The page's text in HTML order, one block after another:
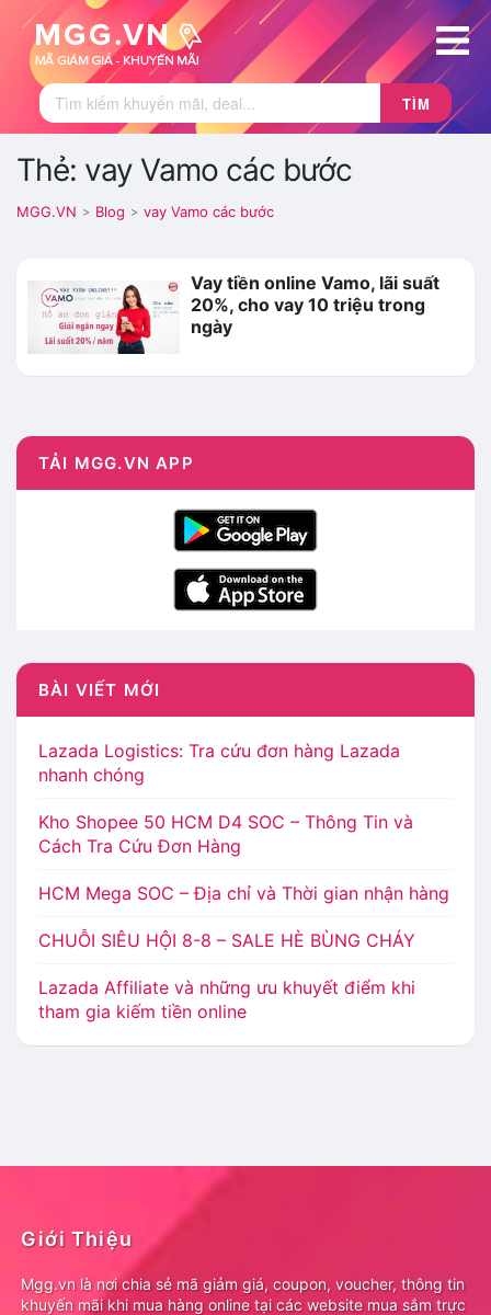
TÌM
Thẻ: vay Vamo các bước
MGG.VN > Blog > vay Vamo các bước
Vay tiền online Vamo, lãi suất
20%, cho vay 10 triệu trong
ngày
TẢI MGG.VN APP
BÀI VIẾT MỚI
Lazada Logistics: Tra cứu đơn hàng Lazada
nhanh chóng
Kho Shopee 50 HCM D4 SOC – Thông Tin và
Cách Tra Cứu Đơn Hàng
HCM Mega SOC – Địa chỉ và Thời gian nhận hàng
CHUỖI SIÊU HỘI 8-8 – SALE HÈ BÙNG CHÁY
Lazada Affiliate và những ưu khuyết điểm khi
tham gia kiếm tiền online
Giới Thiệu
Mgg.vn là nơi chia sẻ mã giảm giá, coupon, voucher, thông tin
khuyến mãi khi mua hàng online tại các website mua sắm trực